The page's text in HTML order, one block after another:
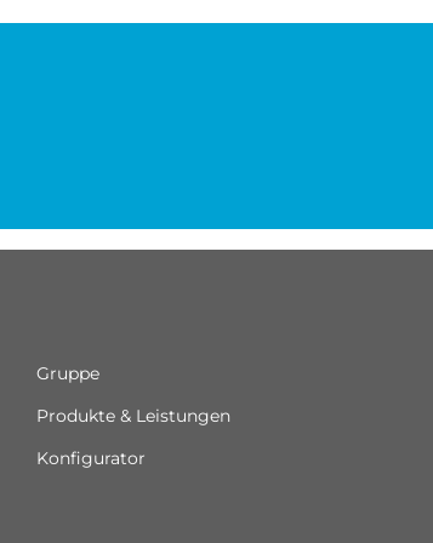
Gruppe
Produkte & Leistungen
Konfigurator